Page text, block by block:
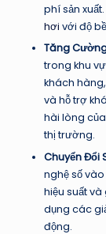
phí sản
hơi với độ
Tăng
trong khu
khách
và hỗ trợ
hài lòng
thị trường.
Chuyển Đổi
nghệ số
hiệu suất
dụng các
động.